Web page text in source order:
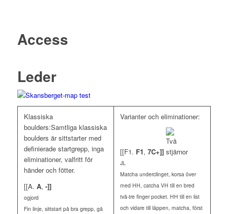
Access
Leder
Klassiska
boulders:Samtliga klassiska
boulders är sittstarter med
definierade startgrepp, inga
eliminationer, valfritt för
händer och fötter.
[[A. A, -]]
ogjord
Fin linje, sittstart på bra grepp, gå
Varianter och eliminationer:
[[F1. F1, 7C+]]
JL
Matcha underclinget, korsa över
med HH, catcha VH till en bred
två-tre finger pocket. HH till en list
och vidare till läppen, matcha, först